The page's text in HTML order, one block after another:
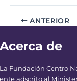
ANTERIOR
Acerca de
La Fundación Centro
ente adscrito al